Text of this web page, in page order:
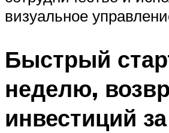
визуальное
Быстрый
неделю,
инвестиций